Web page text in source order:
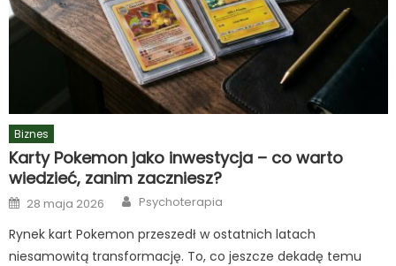
Biznes
Karty Pokemon jako inwestycja – co warto
wiedzieć, zanim zaczniesz?
Posted
on
28 maja 2026 Author
Psychoterapia
Rynek kart Pokemon przeszedł w ostatnich latach
niesamowitą transformację. To, co jeszcze dekadę temu